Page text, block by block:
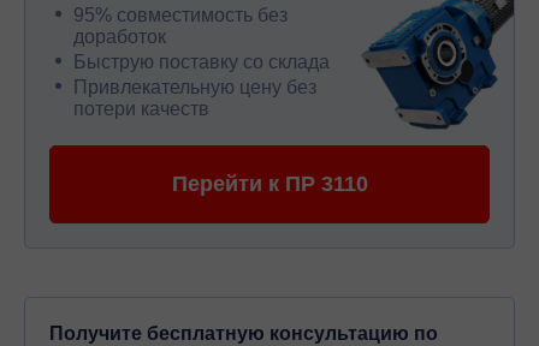
95% совместимость без
доработок
Быструю поставку со склада
Привлекательную цену без
потери качеств
Перейти к ПР 3110
Получите бесплатную консультацию по